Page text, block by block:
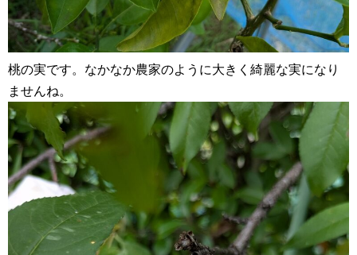
桃の実です。なかなか農家のように大きく綺麗な実になり
ませんね。